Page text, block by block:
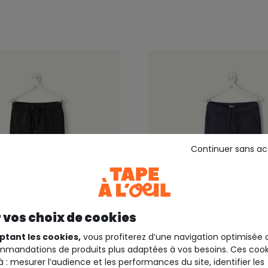
TAPE A L'OEIL
vos choix de cookies
les cookies, vous profiterez d’une navigation optimisée
de produits plus adaptées à vos besoins. Ces
: mesurer l’audience et les performances du site, identifier les
Continuer sans